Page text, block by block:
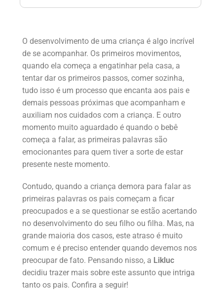
O desenvolvimento de uma criança é algo incrível
de se acompanhar. Os primeiros movimentos,
quando ela começa a engatinhar pela casa, a
tentar dar os primeiros passos, comer sozinha,
tudo isso é um processo que encanta aos pais e
demais pessoas próximas que acompanham e
auxiliam nos cuidados com a criança. E outro
momento muito aguardado é quando o bebê
começa a falar, as primeiras palavras são
emocionantes para quem tiver a sorte de estar
presente neste momento.
Contudo, quando a criança demora para falar as
primeiras palavras os pais começam a ficar
preocupados e a se questionar se estão acertando
no desenvolvimento do seu filho ou filha. Mas, na
grande maioria dos casos, este atraso é muito
comum e é preciso entender quando devemos nos
preocupar de fato. Pensando nisso, a Likluc
decidiu trazer mais sobre este assunto que intriga
tanto os pais. Confira a seguir!